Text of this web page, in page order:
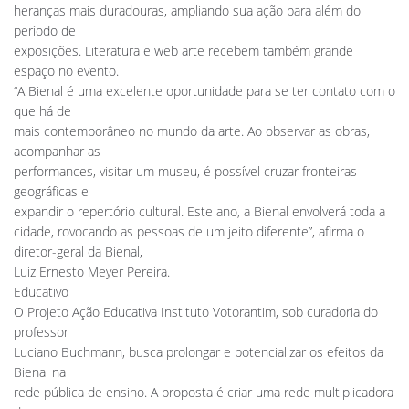
heranças mais duradouras, ampliando sua ação para além do
período de
exposições. Literatura e web arte recebem também grande
espaço no evento.
“A Bienal é uma excelente oportunidade para se ter contato com o
que há de
mais contemporâneo no mundo da arte. Ao observar as obras,
acompanhar as
performances, visitar um museu, é possível cruzar fronteiras
geográficas e
expandir o repertório cultural. Este ano, a Bienal envolverá toda a
cidade, rovocando as pessoas de um jeito diferente”, afirma o
diretor-geral da Bienal,
Luiz Ernesto Meyer Pereira.
Educativo
O Projeto Ação Educativa Instituto Votorantim, sob curadoria do
professor
Luciano Buchmann, busca prolongar e potencializar os efeitos da
Bienal na
rede pública de ensino. A proposta é criar uma rede multiplicadora